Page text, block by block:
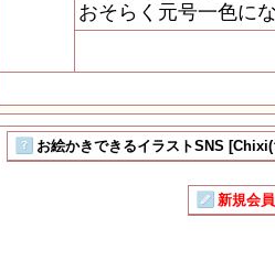
おそらく元号一色に
お絵かきできるイラストSNS
新規会